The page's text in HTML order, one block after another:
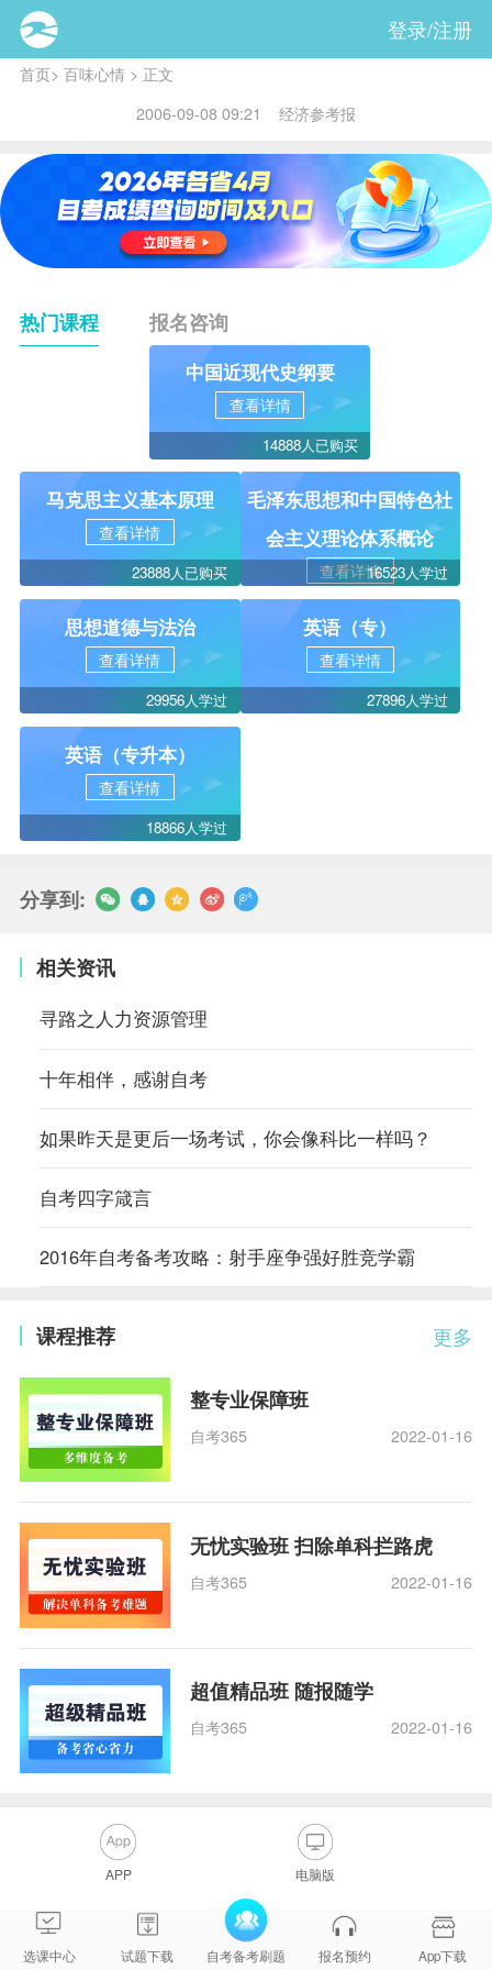
登录/注册
首页> 百味心情> 正文
2006-09-08 09:21 经济参考报
热门课程 报名咨询
中国近现代史纲要
查看详情
14888人已购买
马克思主义基本原理
查看详情
23888人已购买
毛泽东思想和中国特色社
会主义理论体系概论
查看详情16523人学过
思想道德与法治
查看详情
29956人学过
英语（专）
查看详情
27896人学过
英语（专升本）
查看详情
18866人学过
分享到:
相关资讯
寻路之人力资源管理
十年相伴，感谢自考
如果昨天是更后一场考试，你会像科比一样吗？
自考四字箴言
2016年自考备考攻略：射手座争强好胜竞学霸
更多
课程推荐
整专业保障班
自考365 2022-01-16
无忧实验班 扫除单科拦路虎
自考365 2022-01-16
超值精品班 随报随学
自考365 2022-01-16
APP 电脑版
选课中心 试题下载 自考备考刷题 报名预约 App下载